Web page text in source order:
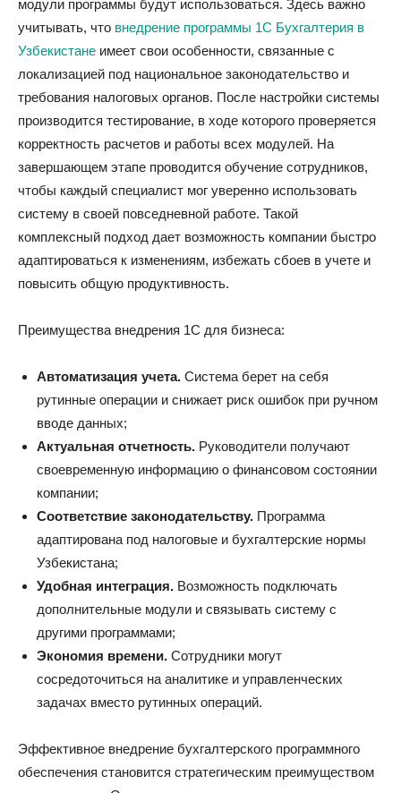
модули программы будут использоваться. Здесь важно
учитывать, что внедрение программы 1С Бухгалтерия в
Узбекистане имеет свои особенности, связанные с
локализацией под национальное законодательство и
требования налоговых органов. После настройки системы
производится тестирование, в ходе которого проверяется
корректность расчетов и работы всех модулей. На
завершающем этапе проводится обучение сотрудников,
чтобы каждый специалист мог уверенно использовать
систему в своей повседневной работе. Такой
комплексный подход дает возможность компании быстро
адаптироваться к изменениям, избежать сбоев в учете и
повысить общую продуктивность.
Преимущества внедрения 1С для бизнеса:
Автоматизация учета. Система берет на себя
рутинные операции и снижает риск ошибок при ручном
вводе данных;
Актуальная отчетность. Руководители получают
своевременную информацию о финансовом состоянии
компании;
Соответствие законодательству. Программа
адаптирована под налоговые и бухгалтерские нормы
Узбекистана;
Удобная интеграция. Возможность подключать
дополнительные модули и связывать систему с
другими программами;
Экономия времени. Сотрудники могут
сосредоточиться на аналитике и управленческих
задачах вместо рутинных операций.
Эффективное внедрение бухгалтерского программного
обеспечения становится стратегическим преимуществом